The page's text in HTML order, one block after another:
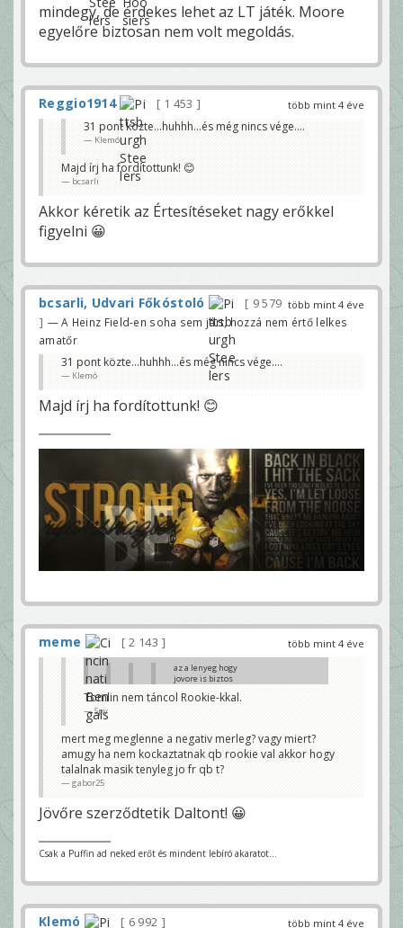
mindegy, de érdekes lehet az LT játék. Moore
egyelőre biztosan nem volt megoldás.
több mint 4 éve
Reggio1914
1 453
31 pont közte...huhhh...és még nincs vége....
Klemó
Majd írj ha fordítottunk! 😊
bcsarli
Akkor kéretik az Értesítéseket nagy erőkkel
figyelni 😀
több mint 4 éve
bcsarli, Udvari Főkóstoló 9 579
— A Heinz Field-en soha sem járt, hozzá nem értő lelkes
amatőr
31 pont közte...huhhh...és még nincs vége....
Klemó
Majd írj ha fordítottunk! 😊
több mint 4 éve
meme 2 143
az a lenyeg hogy
jovore is biztos
nincs project qb.
draft pick. nincs
normalis qb meg
horizonton sem. es
ki lesz a megvalto?
meccseket lathatunk
egy ujabb fiatalabb
legalabb a def
szenvedest. 🧐
Daniel Jones valószínű
Tomlin nem táncol Rookie-kkal.
Spy
mert meg meglenne a negativ merleg? vagy miert?
amugy ha nem kockaztatnak qb rookie val akkor hogy
talalnak masik tenyleg jo fr qb t?
gabor25
Jövőre szerződtetik Daltont! 😀
Csak a Puffin ad neked erőt és mindent lebíró akaratot...
több mint 4 éve
Klemó 6 992